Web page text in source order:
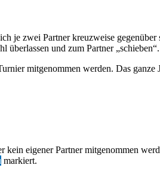
je zwei Partner kreuzweise
überlassen und zum Partner „schieben“.
mitgenommen werden. Das
eigener Partner mitgenommen
markiert.